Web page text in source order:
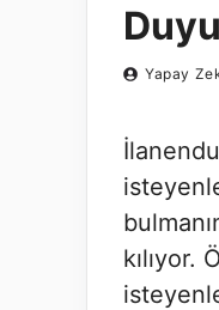
Yapay
kılıyor.